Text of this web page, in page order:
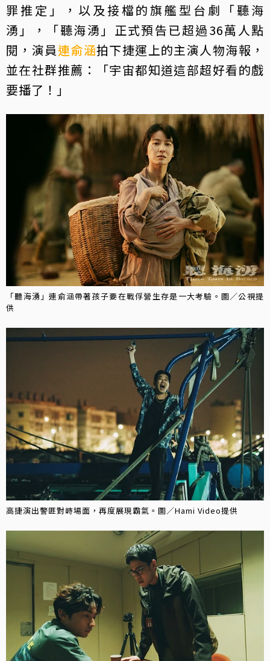
罪推定」，以及接檔的旗艦型台劇「聽海
湧」，「聽海湧」正式預告已超過36萬人點
閱，演員連俞涵拍下捷運上的主演人物海報，
並在社群推薦：「宇宙都知道這部超好看的戲
要播了！」
「聽海湧」連俞涵帶著孩子要在戰俘營生存是一大考驗。圖／公視提
供
高捷演出警匪對峙場面，再度展現霸氣。圖／Hami Video提供